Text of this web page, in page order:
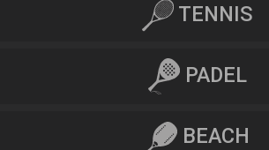
TENNIS
PADEL
BEACH